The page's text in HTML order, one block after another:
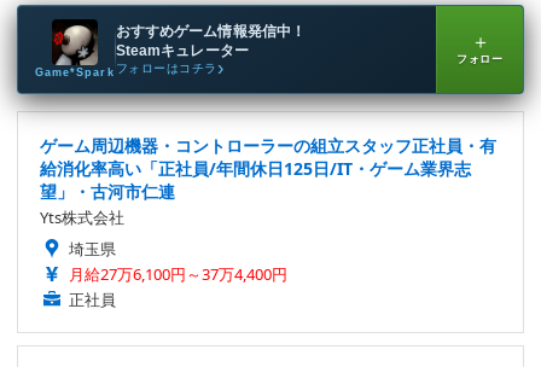
Game*Spark
おすすめゲーム情報発信中！
Steamキュレーター
フォローはコチラ
＋
フォロー
ゲーム周辺機器・コントローラーの組立スタッフ正社員・有
給消化率高い「正社員/年間休日125日/IT・ゲーム業界志
望」・古河市仁連
Yts株式会社
埼玉県
月給27万6,100円～37万4,400円
正社員